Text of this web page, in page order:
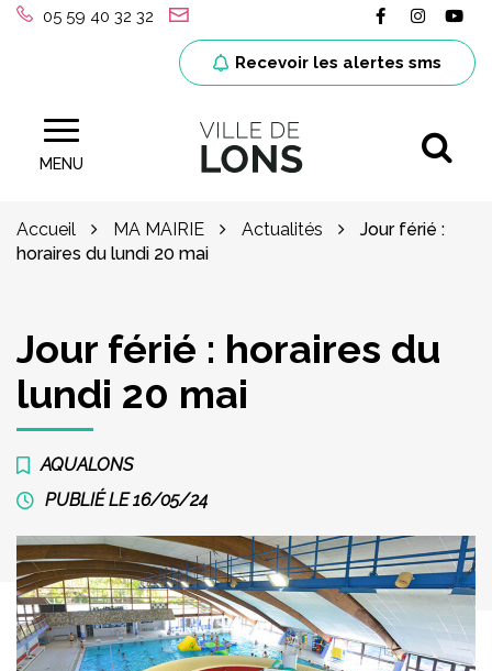
Gestion des traceurs
05 59 40 32 32 Lien vers le
Lien
Recevoir les alertes sms
MENU Site officiel de la ville de Lons (64)
Accueil MA MAIRIE Actualités
Jour férié :
horaires du lundi 20 mai
Jour férié : horaires du
lundi 20 mai
AQUALONS
PUBLIÉ LE 16/05/24